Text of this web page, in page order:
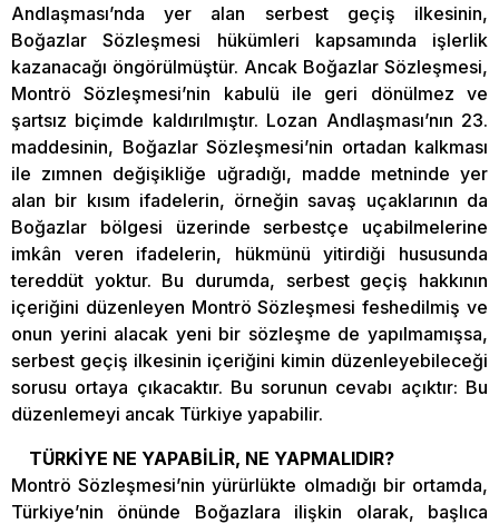
Andlaşması’nda yer alan serbest geçiş ilkesinin,
Boğazlar Sözleşmesi hükümleri kapsamında işlerlik
kazanacağı öngörülmüştür. Ancak Boğazlar Sözleşmesi,
Montrö Sözleşmesi’nin kabulü ile geri dönülmez ve
şartsız biçimde kaldırılmıştır. Lozan Andlaşması’nın 23.
maddesinin, Boğazlar Sözleşmesi’nin ortadan kalkması
ile zımnen değişikliğe uğradığı, madde metninde yer
alan bir kısım ifadelerin, örneğin savaş uçaklarının da
Boğazlar bölgesi üzerinde serbestçe uçabilmelerine
imkân veren ifadelerin, hükmünü yitirdiği hususunda
tereddüt yoktur. Bu durumda, serbest geçiş hakkının
içeriğini düzenleyen Montrö Sözleşmesi feshedilmiş ve
onun yerini alacak yeni bir sözleşme de yapılmamışsa,
serbest geçiş ilkesinin içeriğini kimin düzenleyebileceği
sorusu ortaya çıkacaktır. Bu sorunun cevabı açıktır: Bu
düzenlemeyi ancak Türkiye yapabilir.
TÜRKİYE NE YAPABİLİR, NE YAPMALIDIR?
Montrö Sözleşmesi’nin yürürlükte olmadığı bir ortamda,
Türkiye’nin önünde Boğazlara ilişkin olarak, başlıca